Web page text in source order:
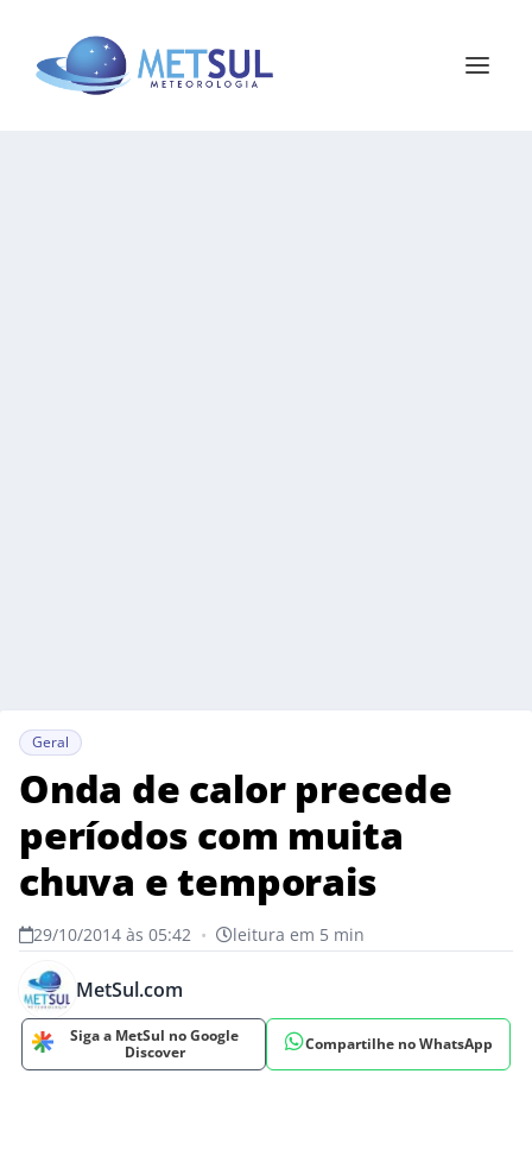
Geral
Onda de calor precede
períodos com muita
chuva e temporais
29/10/2014 às 05:42 • leitura em 5 min
MetSul.com
Siga a MetSul no Google
Discover
Compartilhe no WhatsApp